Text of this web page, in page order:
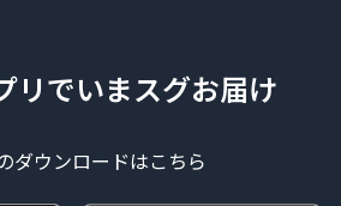
リでいまスグお届け
ダウンロードはこちら